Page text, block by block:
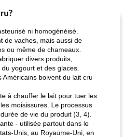
ni homogénéisé.
de vaches, mais aussi de
ou même de chameaux.
divers produits,
yogourt et des glaces.
boivent du lait cru
à chauffer le lait pour tuer les
moisissures. Le processus
de vie du produit (3, 4).
- utilisée partout dans le
Unis, au Royaume-Uni, en